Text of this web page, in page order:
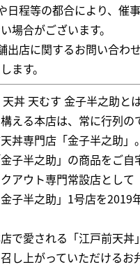
日程等の都合により、催
場合がございます。
出店に関するお問い合わ
ます。
丼 天むす 金子半之助と
える本店は、常に行列の
丼専門店「金子半之助」。
子半之助」の商品をご自
アウト専門常設店として
子半之助」1号店を2019
で愛される「江戸前天丼
し上がっていただけるお